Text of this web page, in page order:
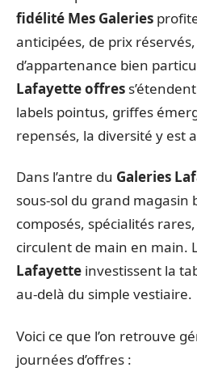
fidélité Mes Galeries
anticipées, de prix
d’appartenance bien
Lafayette offres
labels pointus, griffes
repensés, la diversité y est
Dans l’antre du Galeries
sous-sol du grand magasin
composés, spécialités
circulent de main en main.
Lafayette investissent la
au-delà du simple vestiaire.
Voici ce que l’on retrouve
journées d’offres :